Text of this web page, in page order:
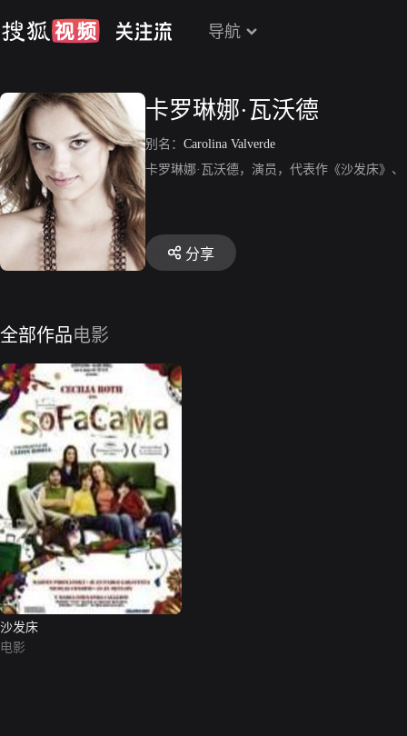
导航
卡罗琳娜·瓦沃德
别名： Carolina Valverde
卡罗琳娜·瓦沃德，演员，代表作《沙发床》
分享
全部作品电影
沙发床
电影